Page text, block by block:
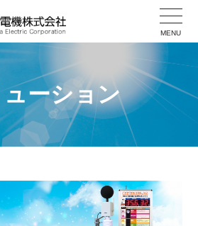
MENU
ーション